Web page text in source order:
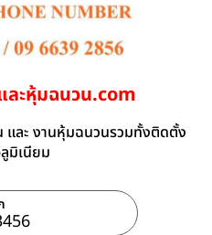
ละหุ้มฉนวน.com
และ งานหุ้มฉนวนรวมทั้งติดตั้ง
มิเนียม